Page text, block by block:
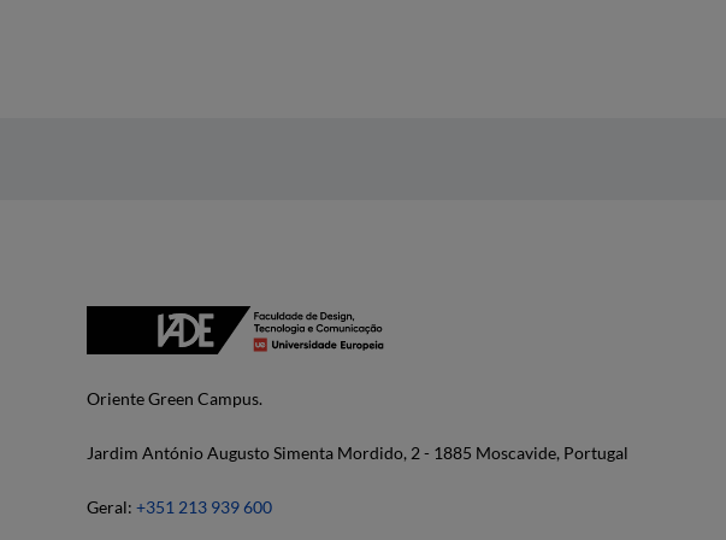
Oriente Green Campus.
Jardim António Augusto Simenta Mordido, 2 - 1885 Moscavide, Portugal
Geral: +351 213 939 600